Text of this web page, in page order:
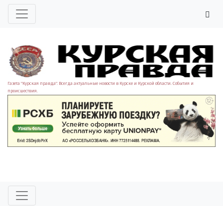
Газета "Курская правда". Всегда актуальные новости в Курске и Курской области. События и
происшествия.